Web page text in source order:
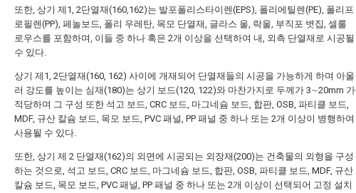
또한, 상기 제1, 2단열재(160,162)는 발포폴리스타이렌(EPS), 폴리에틸렌(PE), 폴리프
로필렌(PP), 페놀보드, 폴리 우레탄, 목모 단열재, 글라스 울, 락울, 부직포 볏집, 셀룰
로우스를 포함하며, 이들 중 하나 혹은 2개 이상을 선택하여 내, 외측 단열재로 시공될
수 있다.
상기 제1, 2단열재(160, 162) 사이에 개재되어 단열재들의 시공을 가능하게 하며 아울
러 강도를 높이는 심재(180)는 상기 보드(120, 122)와 마찬가지로 두께가 3∼20mm 가
적당하며 그 구성 또한 석고 보드, CRC 보드, 마그네슘 보드, 합판, OSB, 파티클 보드,
MDF, 규산 칼슘 보드, 목모 보드, PVC 패널, PP 패널 중 하나 또는 2개 이상이 병행하여
사용될 수 있다.
또한, 상기 제 2 단열재(162)의 외면에 시공되는 외장재(200)는 건축물의 외형을 구성
하는 것으로, 석고 보드, CRC 보드, 마그네슘 보드, 합판, OSB, 파티클 보드, MDF, 규산
칼슘 보드, 목모 보드, PVC 패널, PP 패널 중 하나 또는 2개 이상이 선택되어 고정 설치